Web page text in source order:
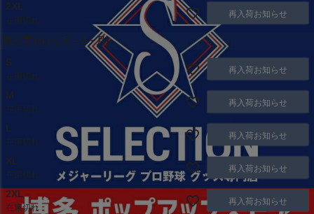
2XL
在庫切れ
再入荷お知らせ
取り寄せ(1ヶ月～2ヶ月)
S
在庫切れ
再入荷お知らせ
M
在庫切れ
再入荷お知らせ
L
在庫切れ
再入荷お知らせ
XL
在庫切れ
再入荷お知らせ
2XL
在庫切れ
再入荷お知らせ